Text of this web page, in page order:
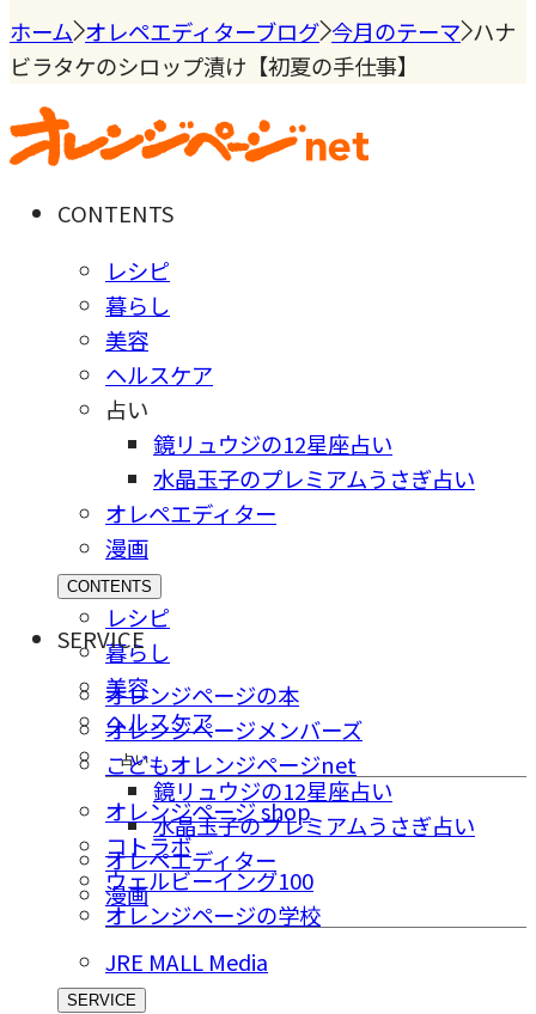
ホーム オレペエディターブログ 今月のテーマ ハナ
ビラタケのシロップ漬け【初夏の手仕事】
CONTENTS
レシピ
暮らし
美容
ヘルスケア
占い
鏡リュウジの12星座占い
水晶玉子のプレミアムうさぎ占い
オレペエディター
漫画
CONTENTS
レシピ
暮らし
美容
ヘルスケア
占い
鏡リュウジの12星座占い
水晶玉子のプレミアムうさぎ占い
オレペエディター
漫画
SERVICE
オレンジページの本
オレンジページメンバーズ
こどもオレンジページnet
オレンジページ shop
コトラボ
ウェルビーイング100
オレンジページの学校
JRE MALL Media
SERVICE